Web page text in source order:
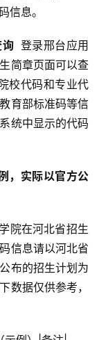
信息。
询
登录邢台应用
简章页面可以查
校代码和专业代
育部标准码等信
统中显示的代码
，实际以官方公
信息请以河北省
布的招生计划为
数据仅供参考，